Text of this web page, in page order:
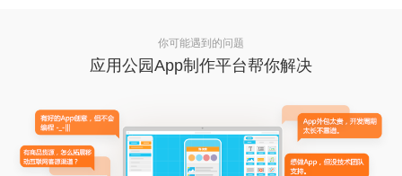
你可能遇到的问题
应用公园App制作平台帮你解决